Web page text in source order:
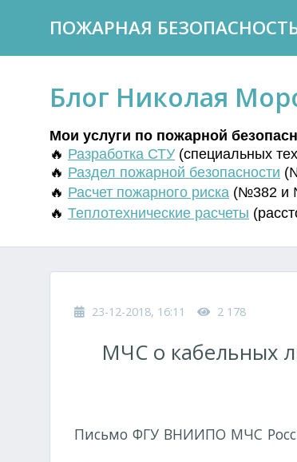
ПОЖАРНАЯ
Блог Николая
Мои услуги по пожарной
🔥 Разработка СТУ (специальных
🔥 Раздел пожарной безопасности
🔥 Расчет пожарного риска (№382 и
🔥 Теплотехнические расчеты (
23-12-2018, 16:11 2 178
МЧС о кабельных
Письмо ФГУ ВНИИПО МЧС